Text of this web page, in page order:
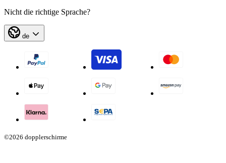
Nicht die richtige Sprache?
de
©2026 dopplerschirme